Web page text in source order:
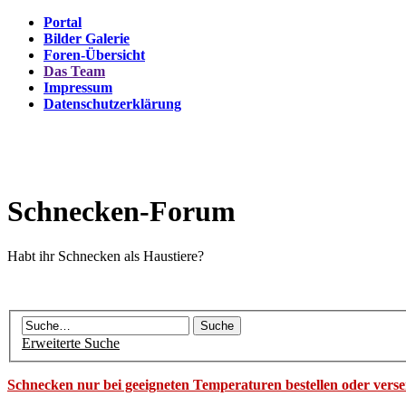
Portal
Bilder Galerie
Foren-Übersicht
Das Team
Impressum
Datenschutzerklärung
Schnecken-Forum
Habt ihr Schnecken als Haustiere?
Erweiterte Suche
Schnecken nur bei geeigneten Temperaturen bestellen oder